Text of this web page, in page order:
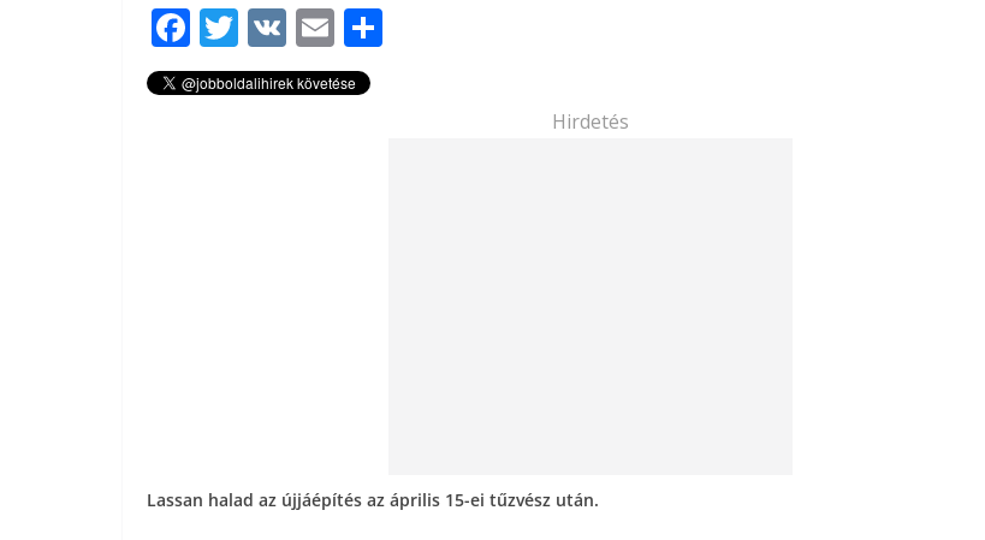
F
ac
e
T
w
itt
V
K
E
m
ai Hirdetés
Lassan halad az újjáépítés az április 15-ei tűzvész után.